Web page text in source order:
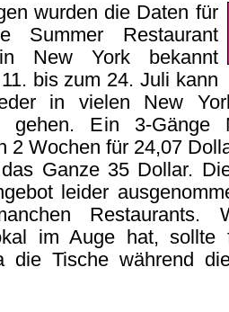
wurden die Daten für
Summer Restaurant
New York bekannt
bis zum 24. Juli kann
in vielen New
gehen. Ein 3-Gänge
2 Wochen für 24,07
Ganze 35 Dollar.
leider
Restaurants.
im Auge hat, sollte
die Tische während